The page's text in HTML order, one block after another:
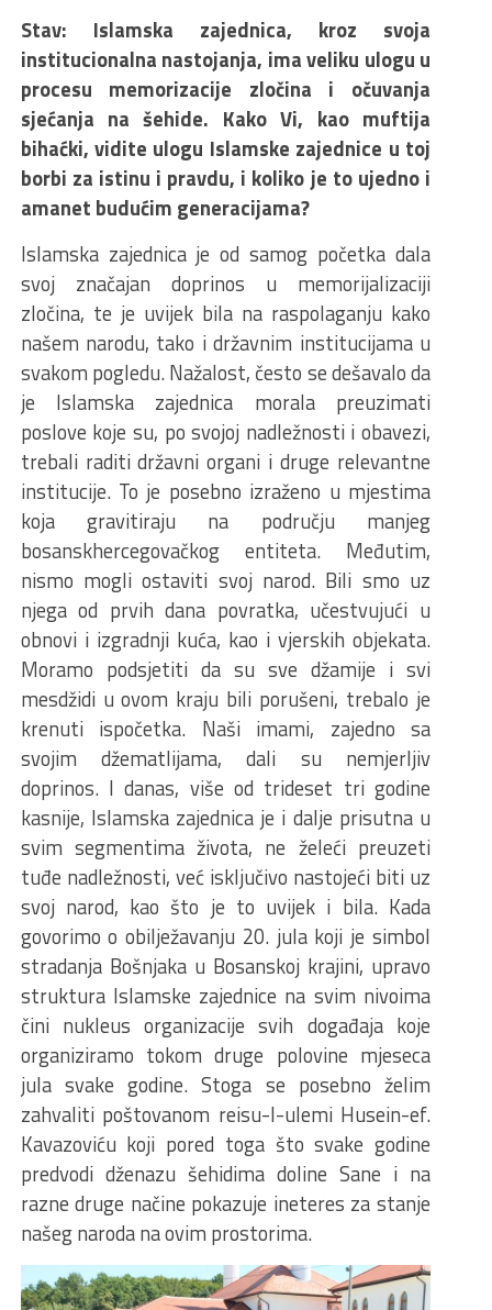
Stav: Islamska zajednica, kroz svoja
institucionalna nastojanja, ima veliku ulogu u
procesu memorizacije zločina i očuvanja
sjećanja na šehide. Kako Vi, kao muftija
bihaćki, vidite ulogu Islamske zajednice u toj
borbi za istinu i pravdu, i koliko je to ujedno i
amanet budućim generacijama?
Islamska zajednica je od samog početka dala
svoj značajan doprinos u memorijalizaciji
zločina, te je uvijek bila na raspolaganju kako
našem narodu, tako i državnim institucijama u
svakom pogledu. Nažalost, često se dešavalo da
je Islamska zajednica morala preuzimati
poslove koje su, po svojoj nadležnosti i obavezi,
trebali raditi državni organi i druge relevantne
institucije. To je posebno izraženo u mjestima
koja gravitiraju na području manjeg
bosanskhercegovačkog entiteta. Međutim,
nismo mogli ostaviti svoj narod. Bili smo uz
njega od prvih dana povratka, učestvujući u
obnovi i izgradnji kuća, kao i vjerskih objekata.
Moramo podsjetiti da su sve džamije i svi
mesdžidi u ovom kraju bili porušeni, trebalo je
krenuti ispočetka. Naši imami, zajedno sa
svojim džematlijama, dali su nemjerljiv
doprinos. I danas, više od trideset tri godine
kasnije, Islamska zajednica je i dalje prisutna u
svim segmentima života, ne želeći preuzeti
tuđe nadležnosti, već isključivo nastojeći biti uz
svoj narod, kao što je to uvijek i bila. Kada
govorimo o obilježavanju 20. jula koji je simbol
stradanja Bošnjaka u Bosanskoj krajini, upravo
struktura Islamske zajednice na svim nivoima
čini nukleus organizacije svih događaja koje
organiziramo tokom druge polovine mjeseca
jula svake godine. Stoga se posebno želim
zahvaliti poštovanom reisu-l-ulemi Husein-ef.
Kavazoviću koji pored toga što svake godine
predvodi dženazu šehidima doline Sane i na
razne druge načine pokazuje ineteres za stanje
našeg naroda na ovim prostorima.